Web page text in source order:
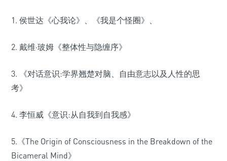
1. 侯世达《心我论》、《我是个怪圈》、
2. 戴维·玻姆《整体性与隐缠序》
3. 《对话意识:学界翘楚对脑、自由意志以及人性的思
考》
4. 李恒威《意识:从自我到自我感》
5.《The Origin of Consciousness in the Breakdown of the
Bicameral Mind》